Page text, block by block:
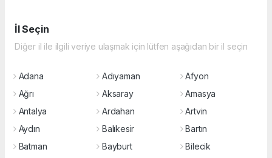
İl Seçin
Diğer il ile ilgili veriye ulaşmak için lütfen aşağıdan bir il seçin
Adana Adıyaman
Afyon
Ağrı
Aksaray
Amasya
Antalya
Ardahan
Artvin
Aydın
Balıkesir
Bartın
Batman
Bayburt
Bilecik